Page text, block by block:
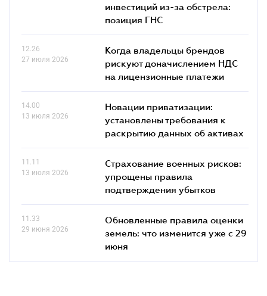
инвестиций из-за обстрела:
позиция ГНС
12.26
27 июля 2026
Когда владельцы брендов
рискуют доначислением НДС
на лицензионные платежи
14.00
13 июля 2026
Новации приватизации:
установлены требования к
раскрытию данных об активах
11.11
13 июля 2026
Страхование военных рисков:
упрощены правила
подтверждения убытков
11.33
29 июня 2026
Обновленные правила оценки
земель: что изменится уже с 29
июня